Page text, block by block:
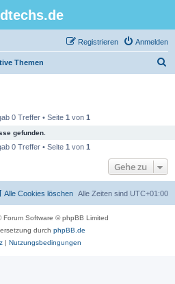
Anmelden
Registrieren
Themen
0 Treffer • Seite 1 von 1
gefunden.
0 Treffer • Seite 1 von 1
Gehe zu
Alle Zeiten sind UTC+01:00
Alle Cookies löschen
Forum Software © phpBB Limited
durch phpBB.de
| Nutzungsbedingungen